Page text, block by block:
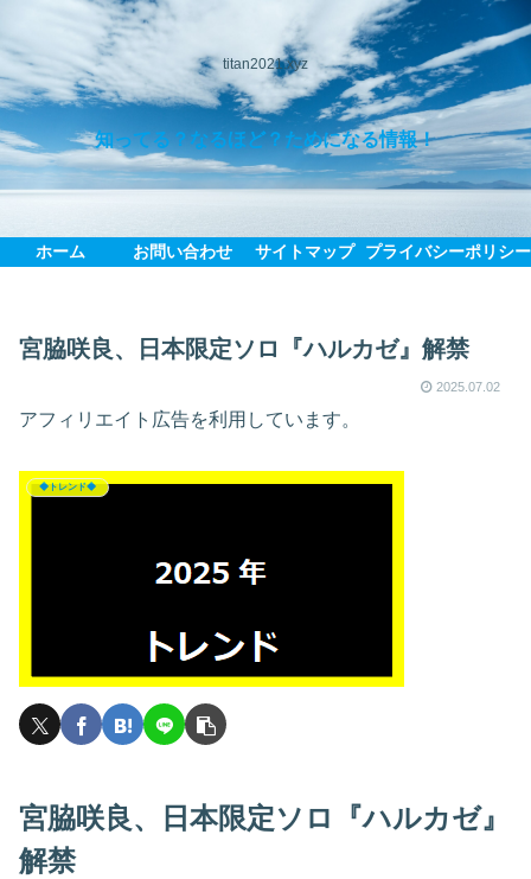
titan2021.xyz
知ってる？なるほど？ためになる情報！
ホーム お問い合わせ サイトマップ プライバシーポリシー
宮脇咲良、日本限定ソロ『ハルカゼ』解禁
2025.07.02
アフィリエイト広告を利用しています。
◆トレンド◆
宮脇咲良、日本限定ソロ『ハルカゼ』
解禁